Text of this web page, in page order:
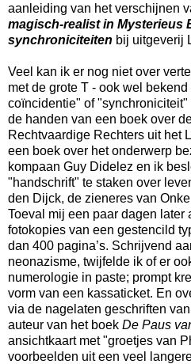
aanleiding van het verschijnen
magisch-realist in Mysterieus
synchroniciteiten bij uitgeverij
Veel kan ik er nog niet over
met de grote T - ook wel
coïncidentie" of
de handen van een boek over
Rechtvaardige Rechters uit het
een boek over het onderwerp
kompaan Guy Didelez en ik
"handschrift" te staken over
den Dijck, de zieneres van
Toeval mij een paar dagen later
fotokopies van een gestencild
dan 400 pagina’s. Schrijvend
neonazisme, twijfelde ik of er
numerologie in paste; prompt
vorm van een kassaticket. En
via de nagelaten geschriften
auteur van het boek De Paus
ansichtkaart met "groetjes van
voorbeelden uit een veel